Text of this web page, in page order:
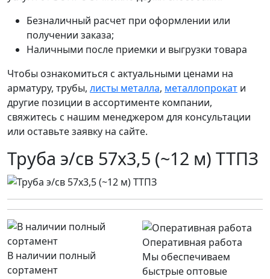
Безналичный расчет при оформлении или
получении заказа;
Наличными после приемки и выгрузки товара
Чтобы ознакомиться с актуальными ценами на
арматуру, трубы, листы металла, металлопрокат и
другие позиции в ассортименте компании,
свяжитесь с нашим менеджером для консультации
или оставьте заявку на сайте.
Труба э/св 57х3,5 (~12 м) ТТПЗ
В наличии полный
сортамент
Оперативная работа
Мы обеспечиваем
быстрые оптовые